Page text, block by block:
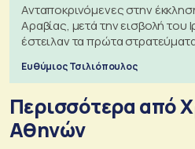
Ανταποκρινόμενες στην
Αραβίας, μετά την εισβολή του
έστειλαν τα πρώτα
Ευθύμιος Τσιλιόπουλος
Περισσότερα από
Αθηνών